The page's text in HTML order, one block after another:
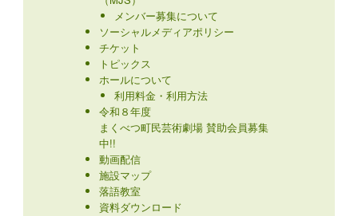
メンバー募集について
ソーシャルメディアポリシー
チケット
トピックス
ホールについて
利用料金・利用方法
令和８年度
まくべつ町民芸術劇場 賛助会員募集
中!!
動画配信
施設マップ
落語教室
資料ダウンロード